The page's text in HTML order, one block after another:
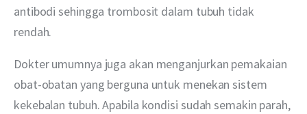
antibodi sehingga trombosit dalam tubuh tidak
rendah.
Dokter umumnya juga akan menganjurkan pemakaian
obat-obatan yang berguna untuk menekan sistem
kekebalan tubuh. Apabila kondisi sudah semakin parah,